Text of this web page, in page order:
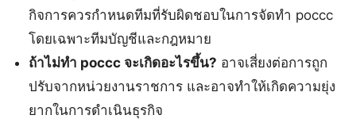
กิจการควรกำหนดทีมที่รับผิดชอบในการจัดทำ poccc
โดยเฉพาะทีมบัญชีและกฎหมาย
ถ้าไม่ทำ poccc จะเกิดอะไรขึ้น? อาจเสี่ยงต่อการถูก
ปรับจากหน่วยงานราชการ และอาจทำให้เกิดความยุ่ง
ยากในการดำเนินธุรกิจ